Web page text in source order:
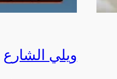
ويلي الشارع